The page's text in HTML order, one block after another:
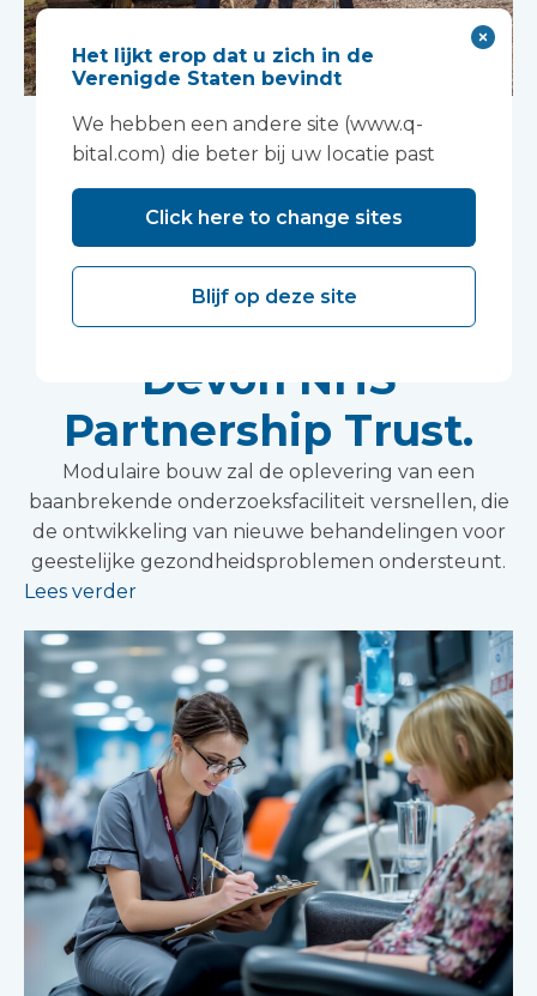
Werkzaamheden
gestart aan nieuwe
onderzoeksfaciliteit
op het Wonford
House-terrein van
Devon NHS
Partnership Trust.
Modulaire bouw zal de oplevering van een
baanbrekende onderzoeksfaciliteit versnellen, die
de ontwikkeling van nieuwe behandelingen voor
geestelijke gezondheidsproblemen ondersteunt.
Lees verder
Het lijkt erop dat u zich in de
Verenigde Staten bevindt
We hebben een andere site (www.q-
bital.com) die beter bij uw locatie past
Click here to change sites
Blijf op deze site